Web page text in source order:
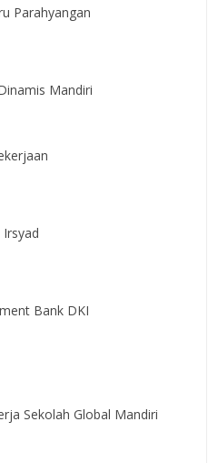
Parahyangan
Mandiri
Bank DKI
Sekolah Global Mandiri